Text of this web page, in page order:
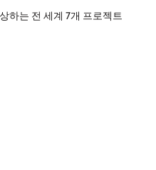
하는 전 세계 7개 프로젝트